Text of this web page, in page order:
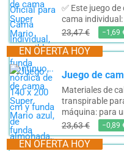
✅ Este juego
cama individual:
23,47 €
−1,69
EN OFERTA HOY
Materiales de
transpirable
máquina: para
23,63 €
−0,89
EN OFERTA HOY